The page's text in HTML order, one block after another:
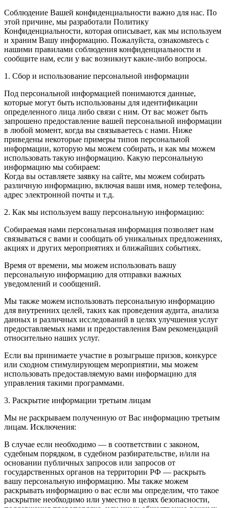
Соблюдение Вашей конфиденциальности важно для нас. По
этой причине, мы разработали Политику
Конфиденциальности, которая описывает, как мы используем
и храним Вашу информацию. Пожалуйста, ознакомьтесь с
нашими правилами соблюдения конфиденциальности и
сообщите нам, если у вас возникнут какие-либо вопросы.
1. Сбор и использование персональной информации
Под персональной информацией понимаются данные,
которые могут быть использованы для идентификации
определенного лица либо связи с ним. От вас может быть
запрошено предоставление вашей персональной информации
в любой момент, когда вы связываетесь с нами. Ниже
приведены некоторые примеры типов персональной
информации, которую мы можем собирать, и как мы можем
использовать такую информацию. Какую персональную
информацию мы собираем:
Когда вы оставляете заявку на сайте, мы можем собирать
различную информацию, включая ваши имя, номер телефона,
адрес электронной почты и т.д.
2. Как мы используем вашу персональную информацию:
Собираемая нами персональная информация позволяет нам
связываться с вами и сообщать об уникальных предложениях,
акциях и других мероприятиях и ближайших событиях.
Время от времени, мы можем использовать вашу
персональную информацию для отправки важных
уведомлений и сообщений.
Мы также можем использовать персональную информацию
для внутренних целей, таких как проведения аудита, анализа
данных и различных исследований в целях улучшения услуг
предоставляемых нами и предоставления Вам рекомендаций
относительно наших услуг.
Если вы принимаете участие в розыгрыше призов, конкурсе
или сходном стимулирующем мероприятии, мы можем
использовать предоставляемую вами информацию для
управления такими программами.
3. Раскрытие информации третьим лицам
Мы не раскрываем полученную от Вас информацию третьим
лицам. Исключения:
В случае если необходимо — в соответствии с законом,
судебным порядком, в судебном разбирательстве, и/или на
основании публичных запросов или запросов от
государственных органов на территории РФ — раскрыть
вашу персональную информацию. Мы также можем
раскрывать информацию о вас если мы определим, что такое
раскрытие необходимо или уместно в целях безопасности,